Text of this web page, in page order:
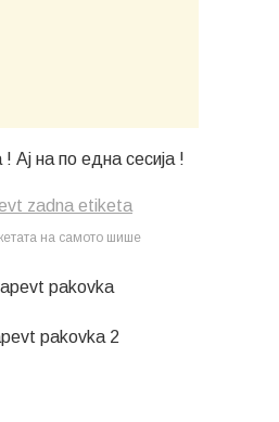
Ај на по една сесија !
на самото шише